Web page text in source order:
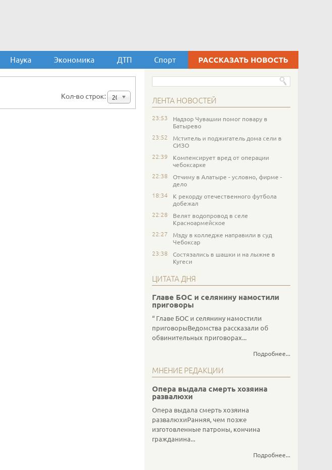
Наука Экономика ДТП Спорт РАССКАЗАТЬ НОВОСТЬ
Кол-во строк:
20 ЛЕНТА НОВОСТЕЙ
23:53
Надзор Чувашии помог повару в
Батырево
23:52
Мститель и поджигатель дома сели в
СИЗО
22:39
Компенсирует вред от операции
чебоксарке
22:38
Отчиму в Алатыре - условно, фирме -
дело
18:34
К рекорду отечественного футбола
добежал
22:28
Велят водопровод в селе
Красноармейское
22:27
Мзду в колледже направили в суд
Чебоксар
23:38
Состязались в шашки и на лыжне в
Кугеси
ЦИТАТА ДНЯ
Главе БОС и селянину намостили
приговоры
Главе БОС и селянину намостили
приговорыВедомства рассказали об
обвинительных приговорах...
Подробнее...
МНЕНИЕ РЕДАКЦИИ
Опера выдала смерть хозяина
развалюхи
Опера выдала смерть хозяина
развалюхиРанняя, чем позже
изготовленные патроны, кончина
гражданина...
Подробнее...